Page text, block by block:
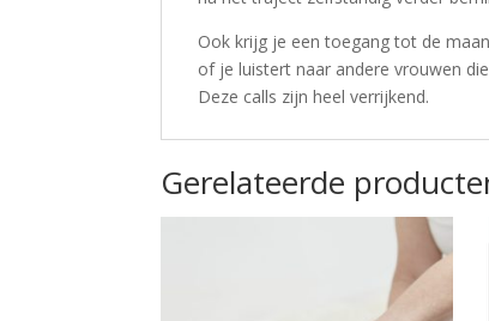
Ook krijg je een toegang tot de
of je luistert naar andere vrouwen
Deze calls zijn heel verrijkend.
Gerelateerde